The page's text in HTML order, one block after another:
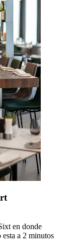
en donde
a 2 minutos